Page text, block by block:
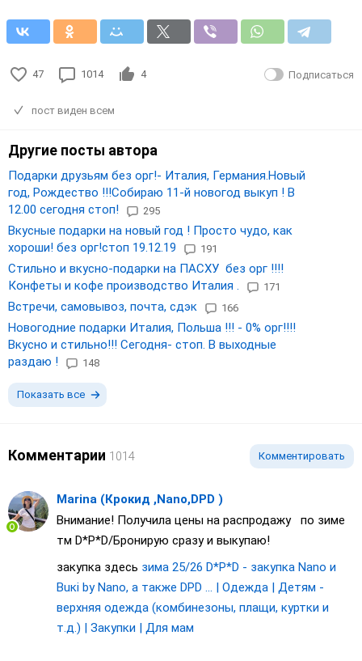
47 1014 4 Подписаться
пост виден всем
Другие посты автора
Подарки друзьям без орг!- Италия, Германия.Новый
год, Рождество !!!Собираю 11-й новогод выкуп ! В
12.00 сегодня стоп!
295
Вкусные подарки на новый год ! Просто чудо, как
хороши! без орг!стоп 19.12.19
191
Стильно и вкусно-подарки на ПАСХУ без орг !!!!
Конфеты и кофе производство Италия .
171
Встречи, самовывоз, почта, сдэк 166
Новогодние подарки Италия, Польша !!! - 0% орг!!!!
Вкусно и стильно!!! Сегодня- стоп. В выходные
раздаю !
148
Показать все
Комментарии 1014 Комментировать
Marina (Крокид ,Nano,DPD )
Внимание! Получила цены на распродажу по зиме
тм D*P*D/Бронирую сразу и выкупаю!
закупка здесь зима 25/26 D*P*D - закупка Nano и
Buкi by Nаnо, а также DPD ... | Одежда | Детям -
верхняя одежда (комбинезоны, плащи, куртки и
т.д.) | Закупки | Для мам